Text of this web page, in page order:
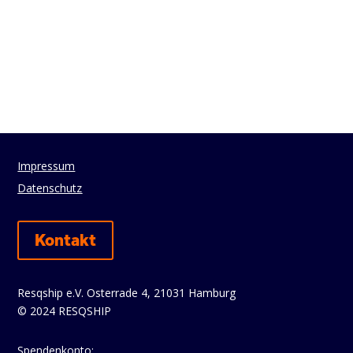
Impressum
Datenschutz
Kontakt
Resqship e.V. Osterrade 4, 21031 Hamburg
© 2024 RESQSHIP